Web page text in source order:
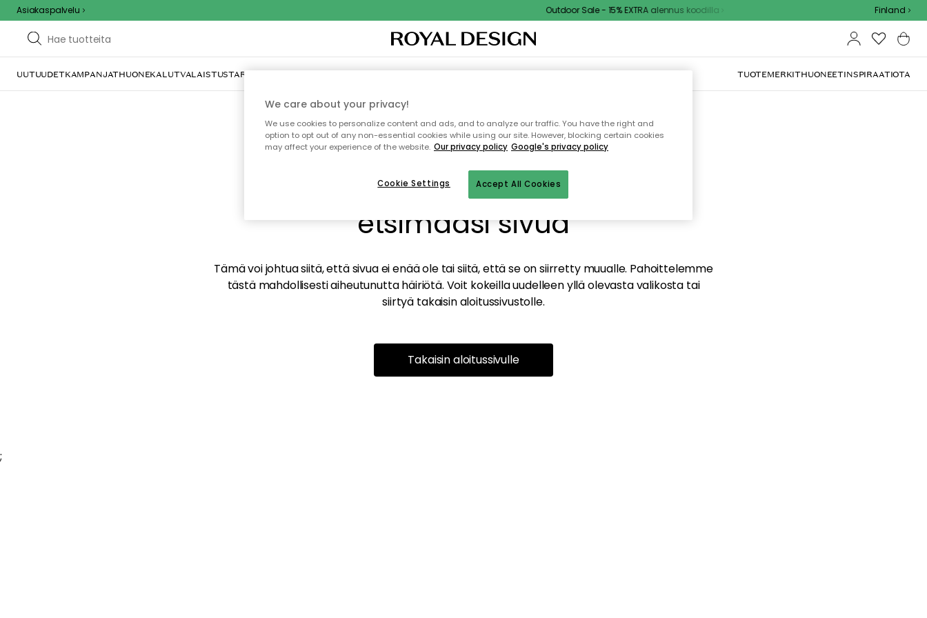
Asiakaspalvelu Outdoor Sale - 15% EXTRA alennus koodilla Finland
UUTUUDETKAMPANJATHUONEKALUTVALAISTUSTARJOILU JA KATTAUSSISUSTUSTEKSTIILIT & MATOTKEITTIÖSÄILYTYSULKOKALUSTEET TUOTEMERKITHUONEETINSPIRAATIOTA
Emme valitettavasti löydä
etsimääsi sivua
Tämä voi johtua siitä, että sivua ei enää ole tai siitä, että se on siirretty muualle. Pahoittelemme
tästä mahdollisesti aiheutunutta häiriötä. Voit kokeilla uudelleen yllä olevasta valikosta tai
siirtyä takaisin aloitussivustolle.
Takaisin aloitussivulle
;
We care about your privacy!
We use cookies to personalize content and ads, and to analyze our traffic. You have the right and
option to opt out of any non-essential cookies while using our site. However, blocking certain cookies
may affect your experience of the website. Our privacy policy Google's privacy policy
Accept All Cookies
Cookie Settings